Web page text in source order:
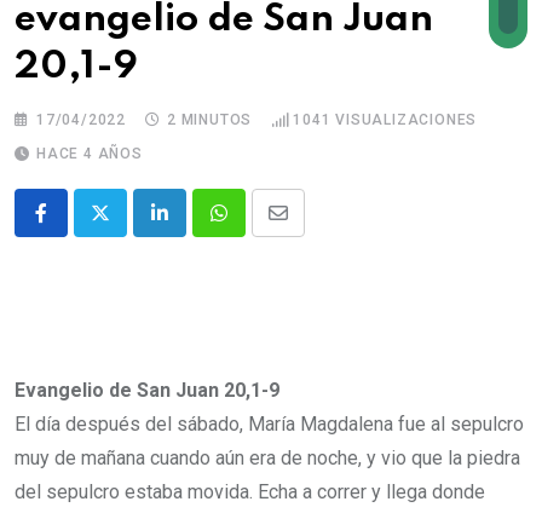
evangelio de San Juan
20,1-9
17/04/2022 2 MINUTOS 1041 VISUALIZACIONES
HACE 4 AÑOS
Evangelio de San Juan 20,1-9
El día después del sábado, María Magdalena fue al sepulcro
muy de mañana cuando aún era de noche, y vio que la piedra
del sepulcro estaba movida. Echa a correr y llega donde